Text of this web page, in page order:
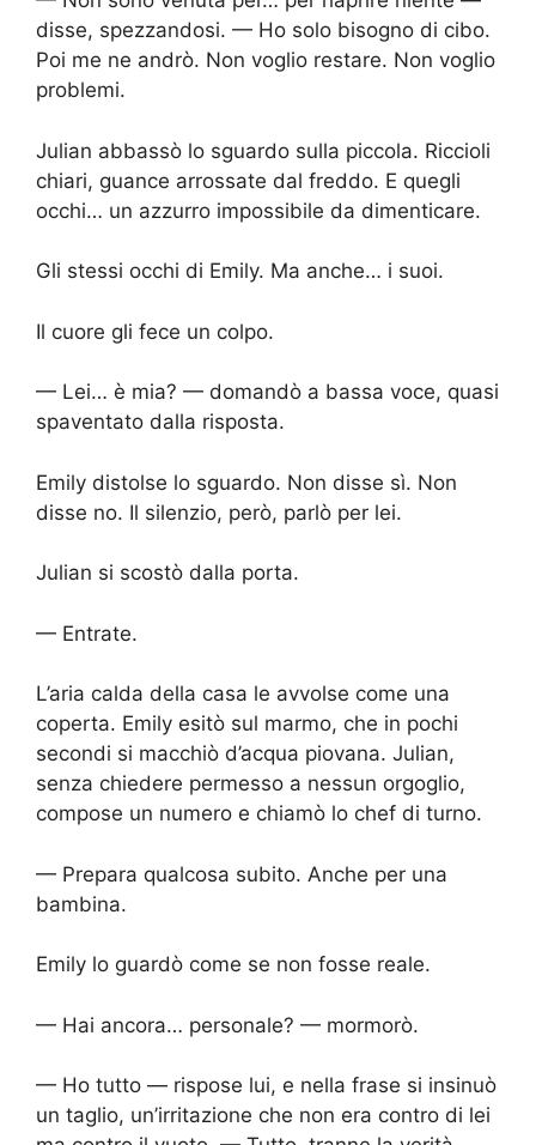
disse, spezzandosi. — Ho solo bisogno di cibo.
Poi me ne andrò. Non voglio restare. Non voglio
problemi.
Julian abbassò lo sguardo sulla piccola. Riccioli
chiari, guance arrossate dal freddo. E quegli
occhi… un azzurro impossibile da dimenticare.
Gli stessi occhi di Emily. Ma anche… i suoi.
Il cuore gli fece un colpo.
— Lei… è mia? — domandò a bassa voce, quasi
spaventato dalla risposta.
Emily distolse lo sguardo. Non disse sì. Non
disse no. Il silenzio, però, parlò per lei.
Julian si scostò dalla porta.
— Entrate.
L’aria calda della casa le avvolse come una
coperta. Emily esitò sul marmo, che in pochi
secondi si macchiò d’acqua piovana. Julian,
senza chiedere permesso a nessun orgoglio,
compose un numero e chiamò lo chef di turno.
— Prepara qualcosa subito. Anche per una
bambina.
Emily lo guardò come se non fosse reale.
— Hai ancora… personale? — mormorò.
— Ho tutto — rispose lui, e nella frase si insinuò
un taglio, un’irritazione che non era contro di lei